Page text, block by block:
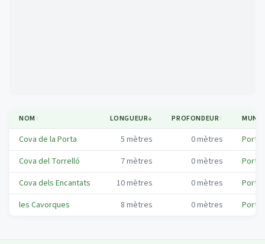
NOM ↕ LONGUEUR↓ PROFONDEUR↕
Cova de la Porta 5 mètres 0mètres
Port
Cova del Torrelló
7mètres 0mètres
Port
Cova dels Encantats
10mètres 0mètres
Port
les Cavorques
8 mètres 0mètres Port